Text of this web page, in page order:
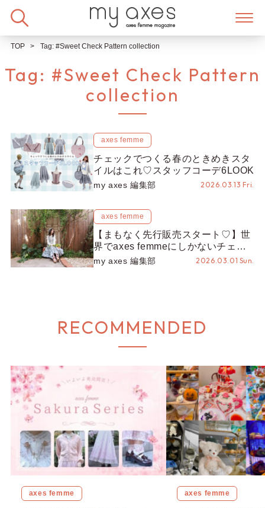
TOP Tag: #Sweet Check Pattern collection
Tag: #Sweet Check Pattern
collection
axes femme
チェックでつくる春のときめきスタ
イルはこれ♡スタッフコーデ6LOOK
my axes 編集部 2026.03.13 Fri.
axes femme
【まもなく先行販売スタート♡】世
界でaxes femmeにしかないチェッ
ク柄「Sweet Check Pattern
my axes 編集部 2026.03.01 Sun.
RECOMMENDED
axes femme axes femme